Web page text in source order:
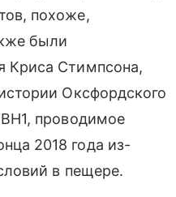
похоже,
были
Криса Стимпсона,
Оксфордского
проводимое
2018 года из-
в пещере.